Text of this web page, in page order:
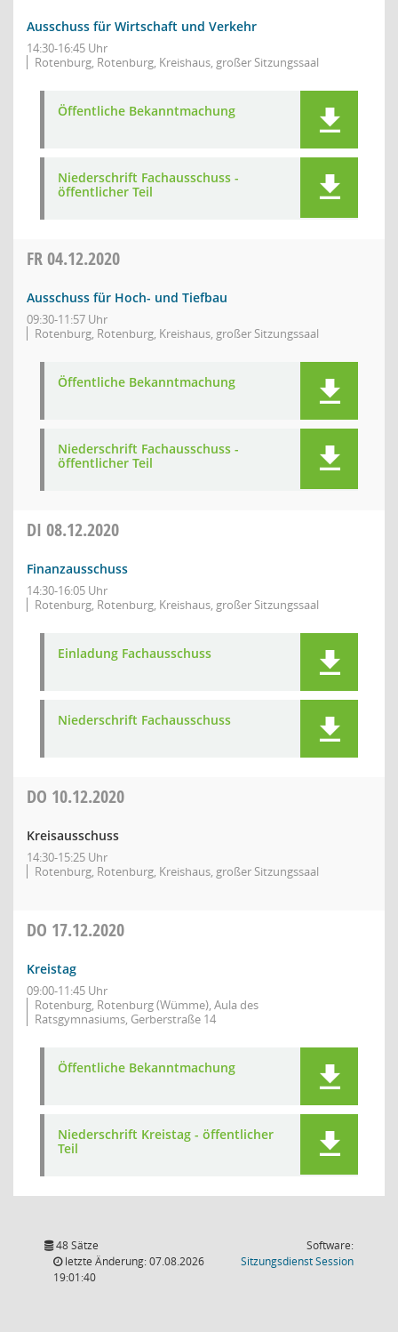
Ausschuss für Wirtschaft und Verkehr
14:30-16:45 Uhr
Rotenburg, Rotenburg, Kreishaus, großer Sitzungssaal
Öffentliche Bekanntmachung
Niederschrift Fachausschuss -
öffentlicher Teil
FR04.12.2020
Ausschuss für Hoch- und Tiefbau
09:30-11:57 Uhr
Rotenburg, Rotenburg, Kreishaus, großer Sitzungssaal
Öffentliche Bekanntmachung
Niederschrift Fachausschuss -
öffentlicher Teil
DI 08.12.2020
Finanzausschuss
14:30-16:05 Uhr
Rotenburg, Rotenburg, Kreishaus, großer Sitzungssaal
Einladung Fachausschuss
Niederschrift Fachausschuss
DO 10.12.2020
Kreisausschuss
14:30-15:25 Uhr
Rotenburg, Rotenburg, Kreishaus, großer Sitzungssaal
DO 17.12.2020
Kreistag
09:00-11:45 Uhr
Rotenburg, Rotenburg (Wümme), Aula des
Ratsgymnasiums, Gerberstraße 14
Öffentliche Bekanntmachung
Niederschrift Kreistag - öffentlicher
Teil
48 Sätze
letzte Änderung: 07.08.2026
19:01:40
Software:
SitzungsdienstSession(Wird in